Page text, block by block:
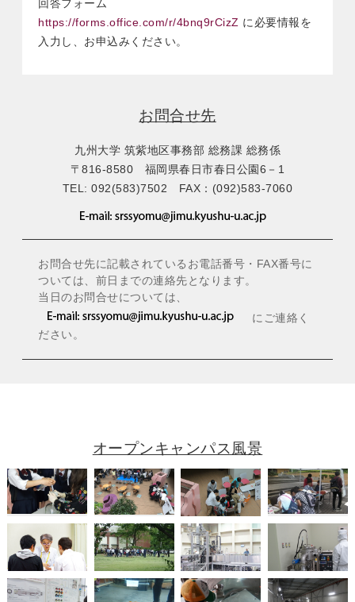
回答フォーム
https://forms.office.com/r/4bnq9rCizZ に必要情報を
入力し、お申込みください。
お問合せ先
九州大学 筑紫地区事務部 総務課 総務係
〒816-8580 福岡県春日市春日公園6－1
TEL: 092(583)7502 FAX：(092)583-7060
お問合せ先に記載されているお電話番号・FAX番号に
ついては、前日までの連絡先となります。
当日のお問合せについては、
にご連絡く
ださい。
オープンキャンパス風景